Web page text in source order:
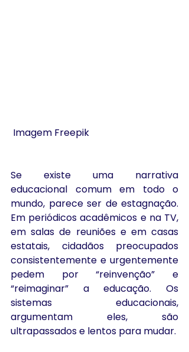
Imagem Freepik
Se existe uma narrativa
educacional comum em todo o
mundo, parece ser de estagnação.
Em periódicos acadêmicos e na TV,
em salas de reuniões e em casas
estatais, cidadãos preocupados
consistentemente e urgentemente
pedem por “reinvenção” e
“reimaginar” a educação. Os
sistemas educacionais,
argumentam eles, são
ultrapassados ​​e lentos para mudar.